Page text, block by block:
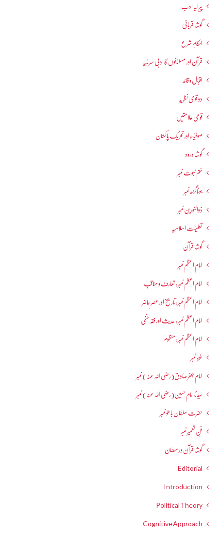
پیرایہ ادب
گوشہ قربانی
احکامِ شرع
قرآن اور مسلمانوں کا ادبی سرمایہ
اقبال و قائد
دو قومی نظریہ
قومی علامتیں
صوفیاء اور تحریک ِپاکستان
گوشہ درود
ختم نبوت نمبر
جوناگڑھ نمبر
ذوالنورین نمبر
تعلیماتِ اسلامیہ
گوشہ قرآن
امام اعظم نمبر
امام اعظم نمبر : تعارف و مناقب
امام اعظم نمبر: تاریخ اور عصرِ حاضر
امام اعظم نمبر : حدیث اور فقہ حنفی
امام اعظم نمبر: منظوم
غزہ نمبر
امام جعفرصادق(رضی اللہ عنہ) نمبر
سیدنا امام حسین(رضی اللہ عنہ) نمبر
حضرت سلطان باھوؒ نمبر
فنِ تعمیر نمبر
گوشہ قرآن و رمضان
Editorial
Introduction
Political Theory
Cognitive Approach